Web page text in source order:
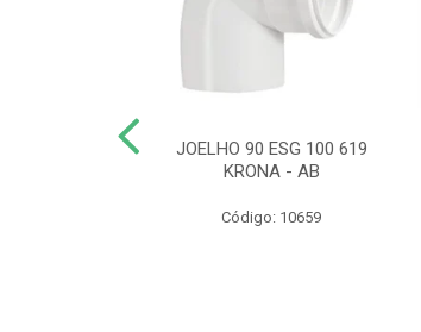
JOELHO 90 ESG 100 619
KRONA - AB
Código: 10659